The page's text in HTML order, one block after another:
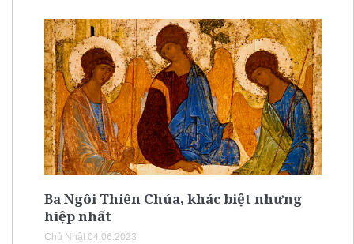
Ba Ngôi Thiên Chúa, khác biệt nhưng
hiệp nhất
Chủ Nhật 04.06.2023